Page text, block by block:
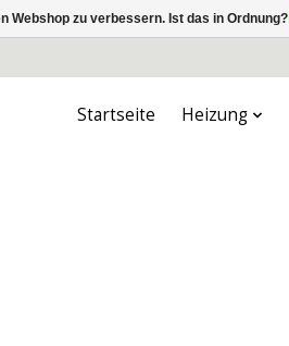
Startseite Heizung
Webshop zu verbessern. Ist das in Ordnung?